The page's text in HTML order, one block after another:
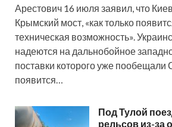
Арестович 16 июля заявил, что
Крымский мост, «как только
техническая возможность».
надеются на дальнобойное
поставки которого уже пообещали
появится…
Под Тулой
рельсов из-за